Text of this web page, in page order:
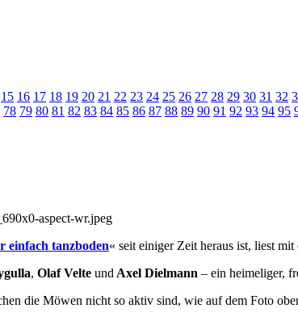
15 16 17 18 19 20 21 22 23 24 25 26 27 28 29 30 31 32
78 79 80 81 82 83 84 85 86 87 88 89 90 91 92 93 94 95
einfach tanzboden« seit einiger Zeit heraus ist, liest
, Olaf Velte undAxel Dielmann – ein heimeliger,
die Möwen nicht so aktiv sind, wie auf dem Foto